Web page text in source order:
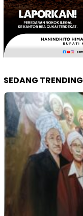
SEDANG TRENDING